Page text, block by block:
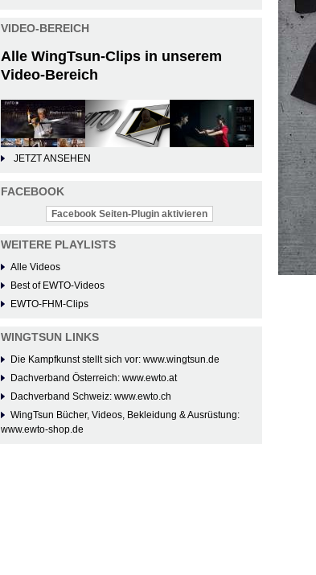
VIDEO-BEREICH
Alle WingTsun-Clips in unserem
Video-Bereich
JETZT ANSEHEN
FACEBOOK
Facebook Seiten-Plugin aktivieren
WEITERE PLAYLISTS
Alle Videos
Best of EWTO-Videos
EWTO-FHM-Clips
WINGTSUN LINKS
Die Kampfkunst stellt sich vor: www.wingtsun.de
Dachverband Österreich: www.ewto.at
Dachverband Schweiz: www.ewto.ch
WingTsun Bücher, Videos, Bekleidung & Ausrüstung:
www.ewto-shop.de